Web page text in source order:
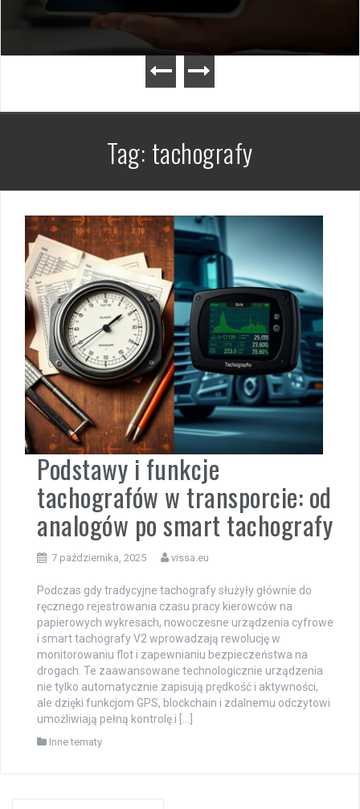
Tag: tachografy
Podstawy i funkcje
tachografów w transporcie: od
analogów po smart tachografy
7 października, 2025 vissa.eu
Podczas gdy tradycyjne tachografy służyły głównie do
ręcznego rejestrowania czasu pracy kierowców na
papierowych wykresach, nowoczesne urządzenia cyfrowe
i smart tachografy V2 wprowadzają rewolucję w
monitorowaniu flot i zapewnianiu bezpieczeństwa na
drogach. Te zaawansowane technologicznie urządzenia
nie tylko automatycznie zapisują prędkość i aktywności,
ale dzięki funkcjom GPS, blockchain i zdalnemu odczytowi
umożliwiają pełną kontrolę i […]
Inne tematy